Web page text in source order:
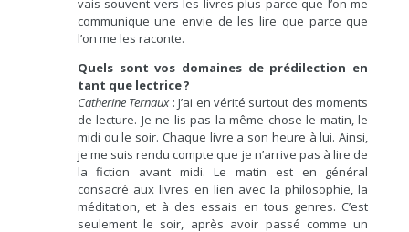
vais souvent vers les livres plus parce que l’on me
communique une envie de les lire que parce que
l’on me les raconte.
Quels sont vos domaines de prédilection en
tant que lectrice ?
Catherine Ternaux: J’ai en vérité surtout des moments
de lecture. Je ne lis pas la même chose le matin, le
midi ou le soir. Chaque livre a son heure à lui. Ainsi,
je me suis rendu compte que je n’arrive pas à lire de
la fiction avant midi. Le matin est en général
consacré aux livres en lien avec la philosophie, la
méditation, et à des essais en tous genres. C’est
seulement le soir, après avoir passé comme un